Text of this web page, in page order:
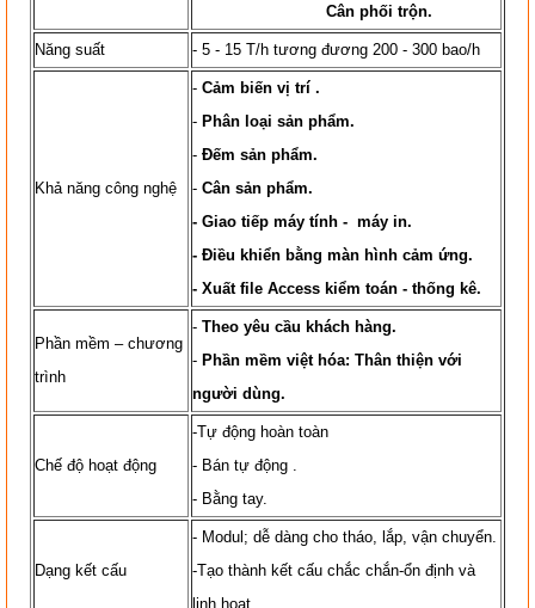
Cân phối trộn.
Năng suất - 5 - 15 T/h tương đương 200 - 300 bao/h
Khả năng công nghệ
- Cảm biến vị trí .
- Phân loại sản phẩm.
- Đếm sản phẩm.
- Cân sản phẩm.
- Giao tiếp máy tính - máy in.
- Điều khiển bằng màn hình cảm ứng.
- Xuất file Access kiểm toán - thống kê.
Phần mềm – chương
trình
- Theo yêu cầu khách hàng.
- Phần mềm việt hóa: Thân thiện với
người dùng.
Chế độ hoạt động
-Tự động hoàn toàn
- Bán tự động .
- Bằng tay.
Dạng kết cấu
- Modul; dễ dàng cho tháo, lắp, vận chuyển.
-Tạo thành kết cấu chắc chắn-ổn định và
linh hoạt